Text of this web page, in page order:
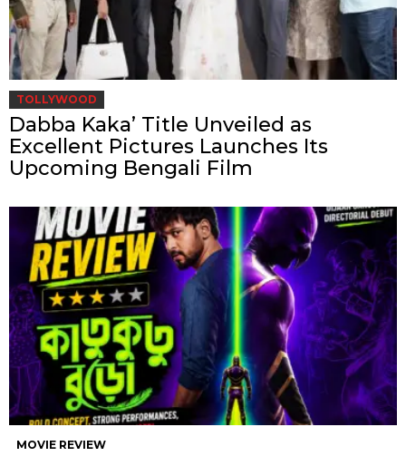
TOLLYWOOD
Dabba Kaka’ Title Unveiled as
Excellent Pictures Launches Its
Upcoming Bengali Film
MOVIE REVIEW